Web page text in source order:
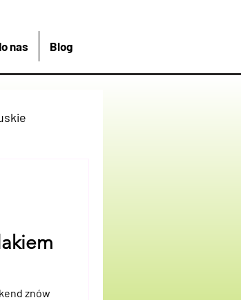
nas Blog
znów